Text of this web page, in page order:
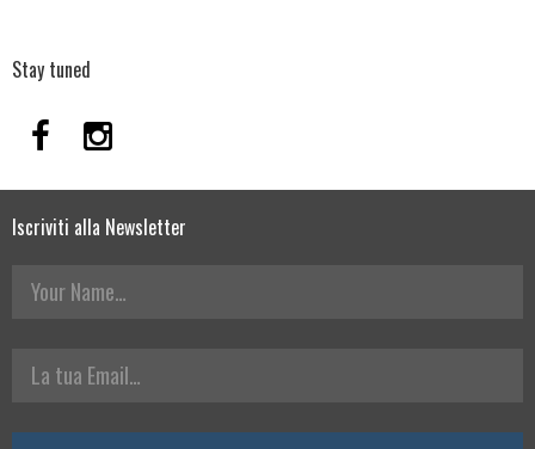
Stay tuned
Iscriviti alla Newsletter
Your Name
La tua Email